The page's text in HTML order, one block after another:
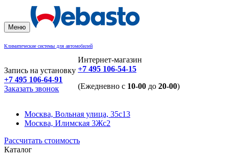
Меню
Климатические системы для автомобилей
Запись на установку
+7 495 106-64-91
Заказать звонок
Интернет-магазин
+7 495 106-54-15
(Ежедневно с 10-00 до 20-00)
Москва, Вольная улица, 35с13
Москва, Илимская 3Жс2
Рассчитать стоимость
Каталог